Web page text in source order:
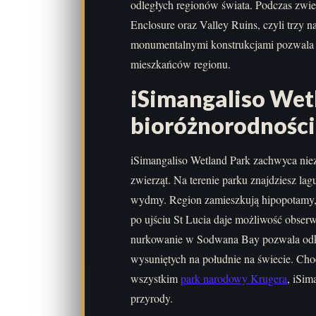
odległych regionów świata. Podczas
Enclosure oraz Valley Ruins, czyli trzy
monumentalnymi konstrukcjami
mieszkańców regionu.
iSimangaliso
bioróżnorodności
iSimangaliso Wetland Park zachwyca
zwierząt. Na terenie parku znajdziesz
wydmy. Region zamieszkują
po ujściu St Lucia daje możliwość
nurkowanie w Sodwana Bay pozwala
wysuniętych na południe na świecie.
wszystkimpark narodowy Krugera,
przyrody.